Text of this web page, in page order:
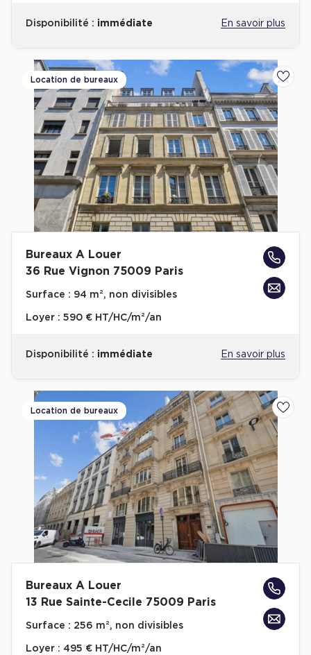
Disponibilité : immédiate En savoir plus
Location de bureaux
Bureaux A Louer
36 Rue Vignon 75009 Paris
Surface : 94 m², non divisibles
Loyer : 590 € HT/HC/m²/an
Disponibilité : immédiate En savoir plus
Location de bureaux
Bureaux A Louer
13 Rue Sainte-Cecile 75009 Paris
Surface : 256 m², non divisibles
Loyer : 495 € HT/HC/m²/an